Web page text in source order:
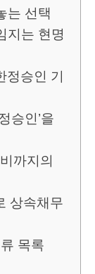
는 선택
지는 현명
정승인 기
승인’을
까지의
상속채무
목록